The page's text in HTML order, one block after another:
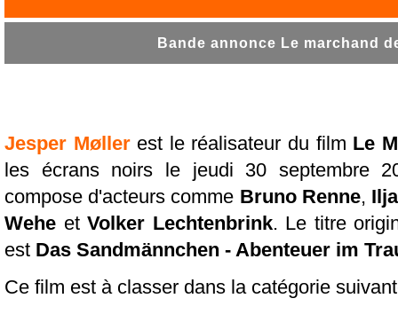
Bande annonce Le marchand
Jesper Møllerest le réalisateur du film Le
les écrans noirs le jeudi 30 septembre
compose d'acteurs comme Bruno Renne,
Wehe etVolker Lechtenbrink. Le titre
est Das Sandmännchen - Abenteuer im
Ce film est à classer dans la catégorie